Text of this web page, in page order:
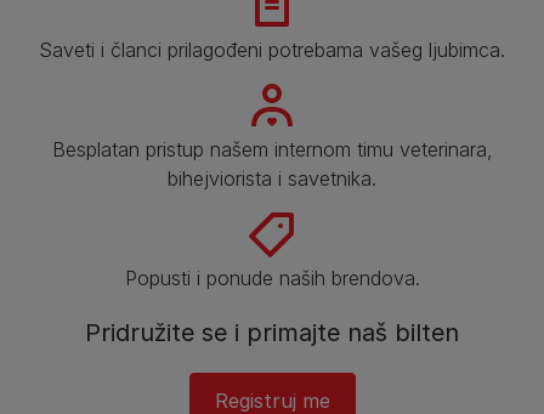
Saveti i članci prilagođeni potrebama vašeg ljubimca.
Besplatan pristup našem internom timu veterinara,
bihejviorista i savetnika.
Popusti i ponude naših brendova.
Pridružite se i primajte naš bilten
Registruj me​